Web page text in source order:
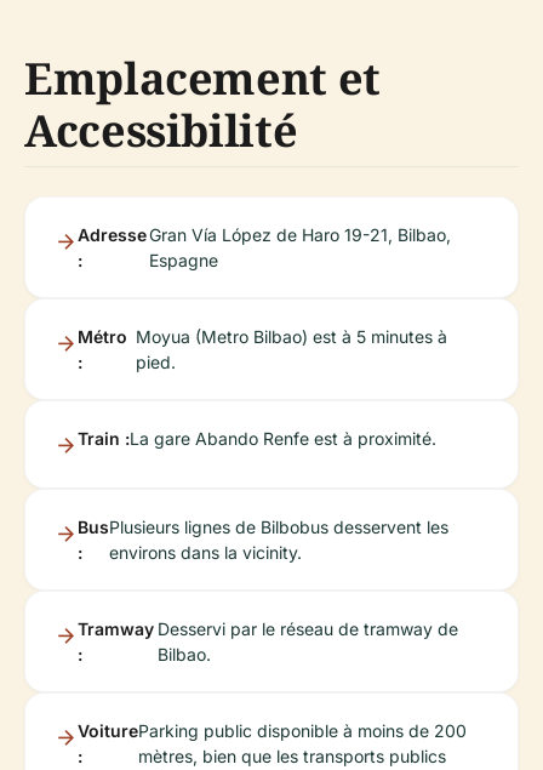
Emplacement et
Accessibilité
Adresse
:
Gran Vía López de Haro 19-21, Bilbao,
Espagne
Métro
:
Moyua (Metro Bilbao) est à 5 minutes à
pied.
Train :La gare Abando Renfe est à proximité.
Bus
:
Plusieurs lignes de Bilbobus desservent les
environs dans la vicinity.
Tramway
:
Desservi par le réseau de tramway de
Bilbao.
Voiture
:
Parking public disponible à moins de 200
mètres, bien que les transports publics